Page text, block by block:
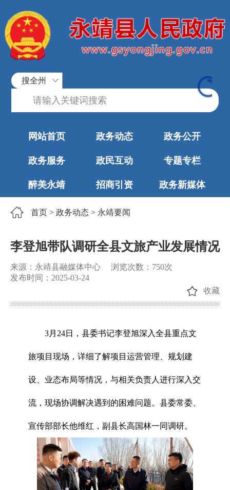
搜全州
网站首页 政务动态 政务公开
政务服务 政民互动 专题专栏
醉美永靖 招商引资 政务新媒体
首页 > 政务动态 > 永靖要闻
李登旭带队调研全县文旅产业发展情况
来源：永靖县融媒体中心 浏览次数： 750次
发布时间：2025-03-24
收藏
3月24日，县委书记李登旭深入全县重点文
旅项目现场，详细了解项目运营管理、规划建
设、业态布局等情况，与相关负责人进行深入交
流，现场协调解决遇到的困难问题。县委常委、
宣传部部长他维红，副县长高国林一同调研。